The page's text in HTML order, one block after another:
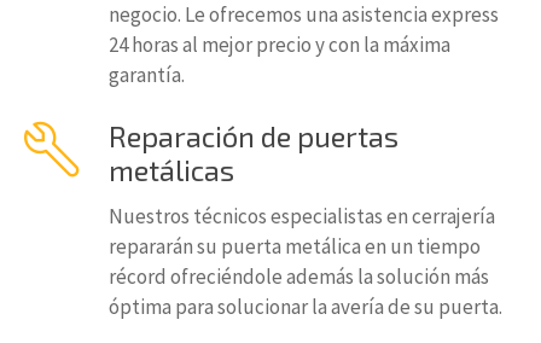
negocio. Le ofrecemos una asistencia express
24 horas al mejor precio y con la máxima
garantía.
Reparación de puertas
metálicas
Nuestros técnicos especialistas en cerrajería
repararán su puerta metálica en un tiempo
récord ofreciéndole además la solución más
óptima para solucionar la avería de su puerta.